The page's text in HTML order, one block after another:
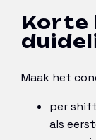
Korte
Maak het
per
als